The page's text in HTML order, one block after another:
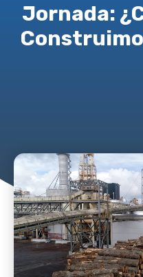
Jornada: